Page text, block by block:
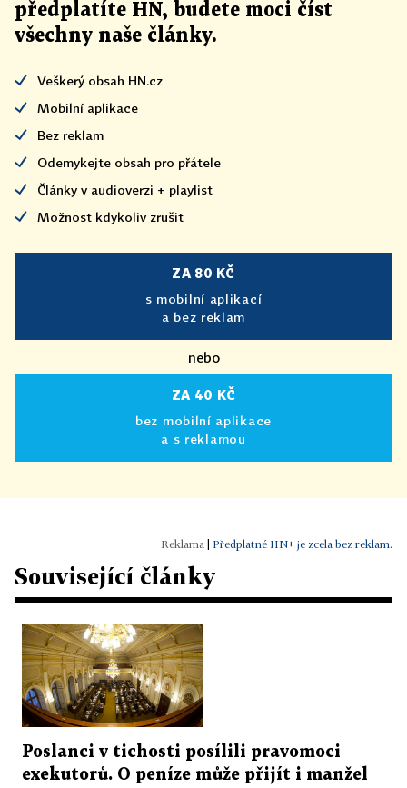
předplatíte HN, budete moci číst
všechny naše články.
Veškerý obsah HN.cz
Mobilní aplikace
Bez reklam
Odemykejte obsah pro přátele
Články v audioverzi + playlist
Možnost kdykoliv zrušit
ZA 80 KČ
s mobilní aplikací
a bez reklam
nebo
ZA 40 KČ
bez mobilní aplikace
a s reklamou
Předplatné HN+ je zcela bez reklam.
Související články
Poslanci v tichosti posílili pravomoci
exekutorů. O peníze může přijít i manžel